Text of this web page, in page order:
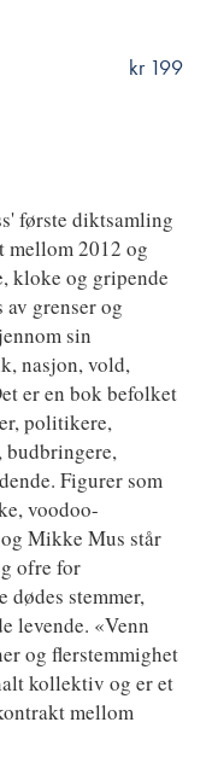
kr 199
første diktsamling
mellom 2012 og
kloke og gripende
grenser og
sin
nasjon, vold,
er en bok befolket
politikere,
budbringere,
Figurer som
voodoo-
Mikke Mus står
ofre for
dødes stemmer,
levende. «Venn
og flerstemmighet
kollektiv og er et
mellom